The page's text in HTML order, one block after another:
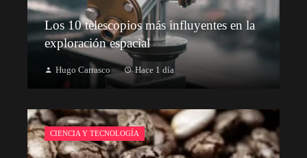
Los 10 telescopios más influyentes en la
exploración espacial
Hugo Carrasco Hace 1 día
CIENCIA Y TECNOLOGÍA